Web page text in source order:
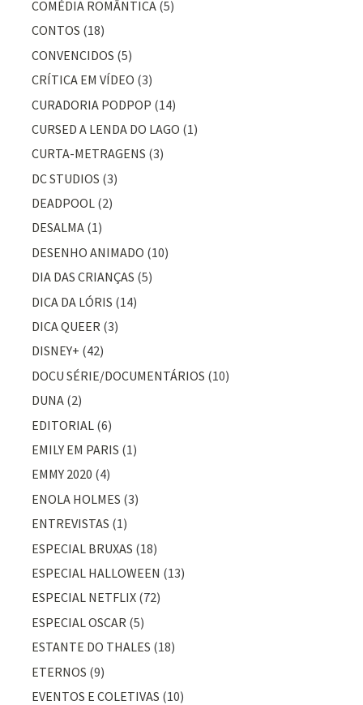
COMÉDIA ROMÂNTICA (5)
CONTOS (18)
CONVENCIDOS (5)
CRÍTICA EM VÍDEO (3)
CURADORIA PODPOP (14)
CURSED A LENDA DO LAGO (1)
CURTA-METRAGENS (3)
DC STUDIOS (3)
DEADPOOL (2)
DESALMA (1)
DESENHO ANIMADO (10)
DIA DAS CRIANÇAS (5)
DICA DA LÓRIS (14)
DICA QUEER (3)
DISNEY+ (42)
DOCU SÉRIE/DOCUMENTÁRIOS (10)
DUNA (2)
EDITORIAL (6)
EMILY EM PARIS (1)
EMMY 2020 (4)
ENOLA HOLMES (3)
ENTREVISTAS (1)
ESPECIAL BRUXAS (18)
ESPECIAL HALLOWEEN (13)
ESPECIAL NETFLIX (72)
ESPECIAL OSCAR (5)
ESTANTE DO THALES (18)
ETERNOS (9)
EVENTOS E COLETIVAS (10)